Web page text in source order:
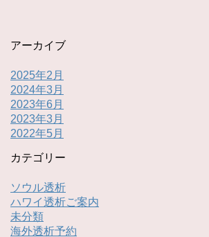
アーカイブ
2025年2月
2024年3月
2023年6月
2023年3月
2022年5月
カテゴリー
ソウル透析
ハワイ透析ご案内
未分類
海外透析予約